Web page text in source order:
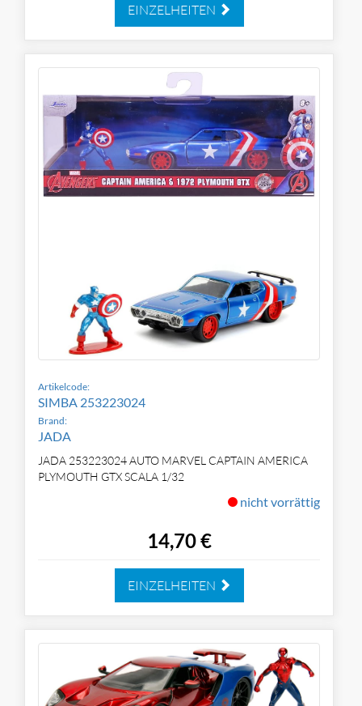
EINZELHEITEN
Artikelcode:
SIMBA 253223024
Brand:
JADA
JADA 253223024 AUTO MARVEL CAPTAIN AMERICA
PLYMOUTH GTX SCALA 1/32
nicht vorrättig
14,70 €
EINZELHEITEN